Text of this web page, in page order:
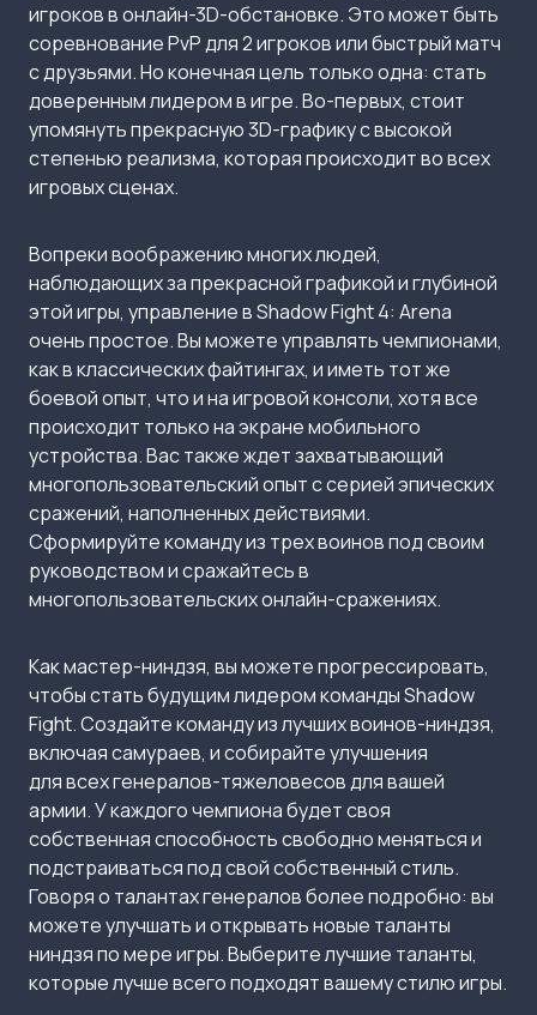
игроков в онлайн-3D-обстановке. Это может быть
соревнование PvP для 2 игроков или быстрый матч
с друзьями. Но конечная цель только одна: стать
доверенным лидером в игре. Во-первых, стоит
упомянуть прекрасную 3D-графику с высокой
степенью реализма, которая происходит во всех
игровых сценах.
Вопреки воображению многих людей,
наблюдающих за прекрасной графикой и глубиной
этой игры, управление в Shadow Fight 4: Arena
очень простое. Вы можете управлять чемпионами,
как в классических файтингах, и иметь тот же
боевой опыт, что и на игровой консоли, хотя все
происходит только на экране мобильного
устройства. Вас также ждет захватывающий
многопользовательский опыт с серией эпических
сражений, наполненных действиями.
Сформируйте команду из трех воинов под своим
руководством и сражайтесь в
многопользовательских онлайн-сражениях.
Как мастер-ниндзя, вы можете прогрессировать,
чтобы стать будущим лидером команды Shadow
Fight. Создайте команду из лучших воинов-ниндзя,
включая самураев, и собирайте улучшения
для всех генералов-тяжеловесов для вашей
армии. У каждого чемпиона будет своя
собственная способность свободно меняться и
подстраиваться под свой собственный стиль.
Говоря о талантах генералов более подробно: вы
можете улучшать и открывать новые таланты
ниндзя по мере игры. Выберите лучшие таланты,
которые лучше всего подходят вашему стилю игры.